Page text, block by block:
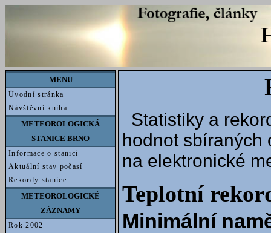
MENU
Úvodní stránka
Návštěvní kniha
METEOROLOGICKÁ
STANICE BRNO
Informace o stanici
Aktuální stav počasí
Rekordy stanice
METEOROLOGICKÉ
ZÁZNAMY
Rok 2002
Statistiky a
hodnot sbíraných
na elektronické
Teplotní
Minimální